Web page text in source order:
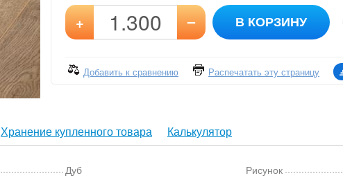
+ – В КОРЗИНУ
Добавить к сравнению Распечатать эту страницу
Хранение купленного товара Калькулятор
Дуб
Рисунок